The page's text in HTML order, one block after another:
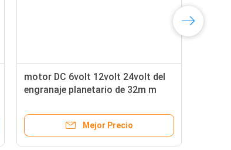
motor DC 6volt 12volt 24volt del
engranaje planetario de 32m m
codificador
Mejor Precio